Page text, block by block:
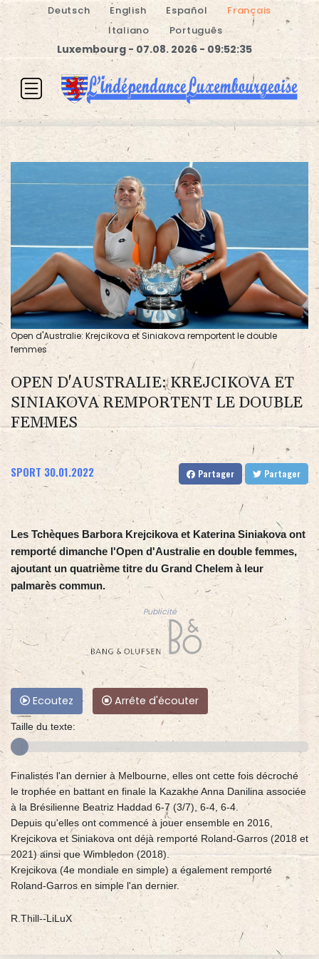
Deutsch English Español
Français
Italiano
Português
Luxembourg - 07.08. 2026 - 09:52:35
Open d'Australie: Krejcikova et Siniakova remportent le double
femmes
OPEN D'AUSTRALIE: KREJCIKOVA ET
SINIAKOVA REMPORTENT LE DOUBLE
FEMMES
SPORT 30.01.2022 Partager Partager
Les Tchèques Barbora Krejcikova et Katerina Siniakova ont
remporté dimanche l'Open d'Australie en double femmes,
ajoutant un quatrième titre du Grand Chelem à leur
palmarès commun.
Publicité
Ecoutez Arrête d'écouter
Taille du texte:
Finalistes l'an dernier à Melbourne, elles ont cette fois décroché
le trophée en battant en finale la Kazakhe Anna Danilina associée
à la Brésilienne Beatriz Haddad 6-7 (3/7), 6-4, 6-4.
Depuis qu'elles ont commencé à jouer ensemble en 2016,
Krejcikova et Siniakova ont déjà remporté Roland-Garros (2018 et
2021) ainsi que Wimbledon (2018).
Krejcikova (4e mondiale en simple) a également remporté
Roland-Garros en simple l'an dernier.
R.Thill--LiLuX